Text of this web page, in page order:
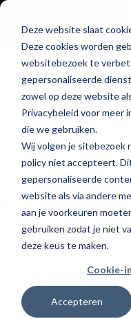
Deze website slaat
Deze cookies worden
websitebezoek te
gepersonaliseerde
zowel op deze website
Privacybeleid voor meer
die we gebruiken.
Wij volgen je sitebezoek
policy niet accepteert.
gepersonaliseerde
website als via andere
aan je voorkeuren
gebruiken zodat je niet
deze keus te maken.
Cookie-
Accepteren
Ondernemen
Tags:personeel,
Gepubliceerd op: 27 juli